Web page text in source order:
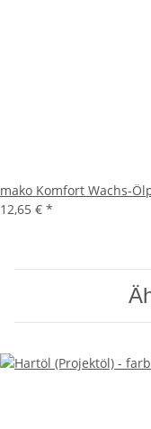
mako Komfort Wachs-
12,65 € *